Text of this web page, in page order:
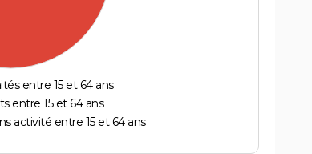
entre 15 et 64 ans
entre 15 et 64 ans
activité entre 15 et 64 ans